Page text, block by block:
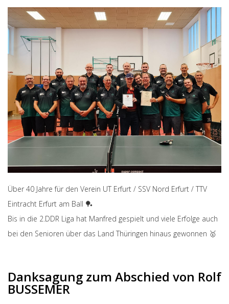
Über 40 Jahre für den Verein UT Erfurt / SSV Nord Erfurt / TTV
Eintracht Erfurt am Ball 🏓
Bis in die 2.DDR Liga hat Manfred gespielt und viele Erfolge auch
bei den Senioren über das Land Thüringen hinaus gewonnen 🥇
Danksagung zum Abschied von Rolf
BUSSEMER